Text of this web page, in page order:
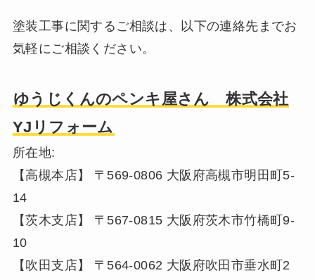
塗装工事に関するご相談は、以下の連絡先までお
気軽にご相談ください。
ゆうじくんのペンキ屋さん 株式会社
YJリフォーム
所在地:
【高槻本店】 〒569-0806 大阪府高槻市明田町5-
14
【茨木支店】 〒567-0815 大阪府茨木市竹橋町9-
10
【吹田支店】 〒564-0062 大阪府吹田市垂水町2